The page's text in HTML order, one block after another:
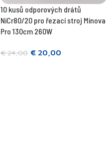
10 kusů odporových drátů
NiCr80/20 pro řezací stroj Minova
Pro 130cm 260W
€24,00 € 20,00